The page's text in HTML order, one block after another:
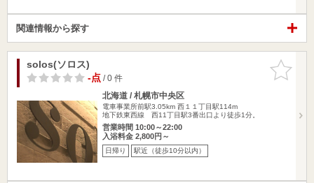
関連情報から探す
お気に入
りに追加
solos(ソロス)
-点/ 0 件
北海道 / 札幌市中央区
電車事業所前駅3.05km 西１１丁目駅114m
地下鉄東西線 西11丁目駅3番出口より徒歩1分。
営業時間 10:00～22:00
入浴料金 2,800円～
日帰り 駅近（徒歩10分以内）